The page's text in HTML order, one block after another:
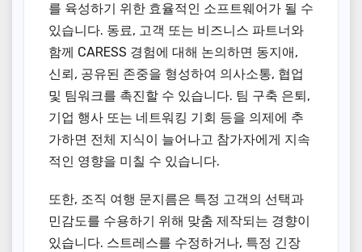
를 육성하기 위한 효율적인 소프트웨어가 될 수
있습니다. 동료, 고객 또는 비즈니스 파트너와
함께 CARESS 경험에 대해 논의하면 동지애,
신뢰, 공유된 존중을 형성하여 의사소통, 협업
및 팀워크를 촉진할 수 있습니다. 팀 구축 은퇴,
기업 행사 또는 네트워킹 기회 등을 의제에 추
가하면 전체 지식이 늘어나고 참가자에게 지속
적인 영향을 미칠 수 있습니다.
또한, 조직 여행 문지름은 특정 고객의 선택과
민감도를 수용하기 위해 맞춤 제작되는 경향이
있습니다. 스트레스를 수정하거나, 특정 긴장